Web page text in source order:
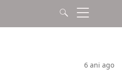
6 ani ago